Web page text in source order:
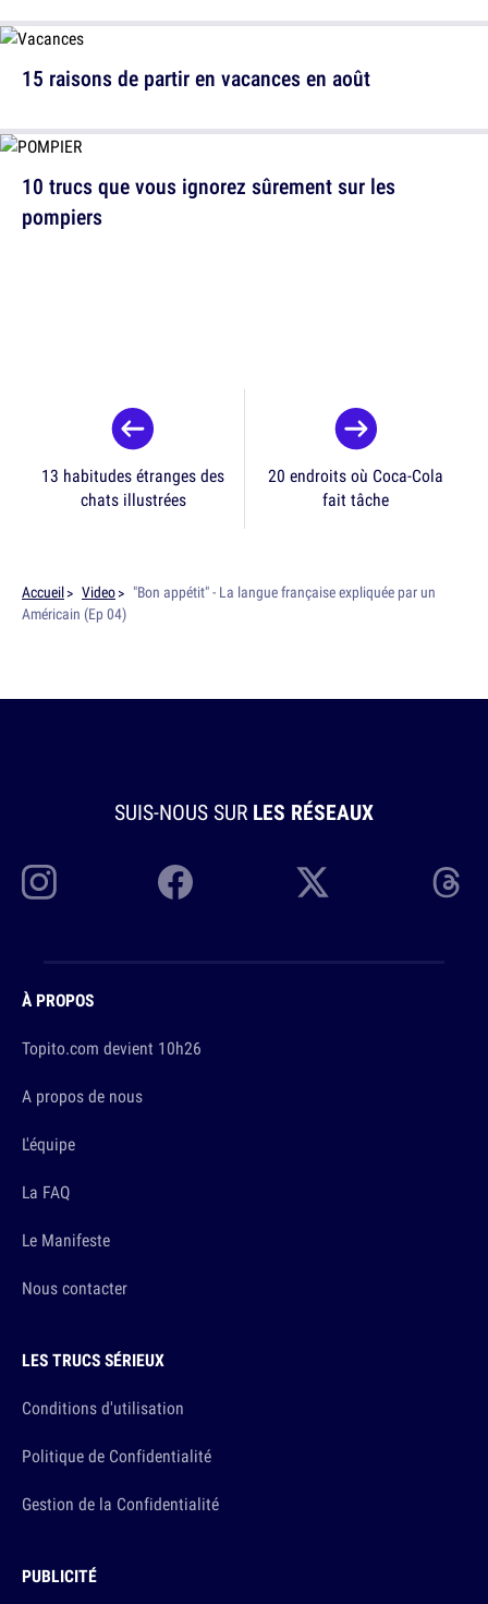
15 raisons de partir en vacances en août
10 trucs que vous ignorez sûrement sur les
pompiers
13 habitudes étranges des
chats illustrées
20 endroits où Coca-Cola
fait tâche
Accueil Video
"Bon appétit" - La langue française expliquée par un
Américain (Ep 04)
SUIS-NOUS SUR LES RÉSEAUX
À PROPOS
Topito.com devient 10h26
A propos de nous
L'équipe
La FAQ
Le Manifeste
Nous contacter
LES TRUCS SÉRIEUX
Conditions d'utilisation
Politique de Confidentialité
Gestion de la Confidentialité
PUBLICITÉ